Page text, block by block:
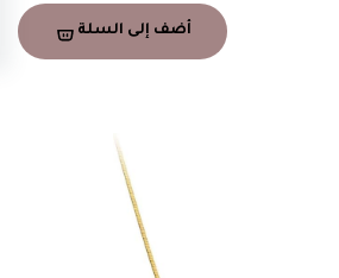
أضف إلى السلة